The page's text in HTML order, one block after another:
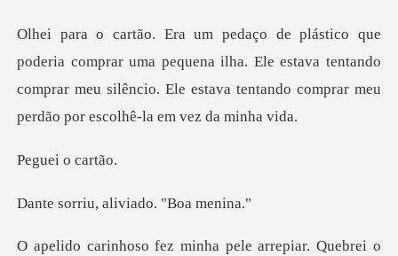
uma pequena ilha. Ele estava tentando
comprar meu silêncio. Ele est
i o c
, aliviado.
minha pele arrepiar. Q